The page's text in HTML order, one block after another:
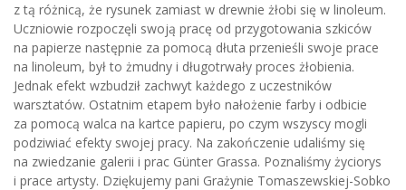
z tą różnicą, że rysunek zamiast w drewnie żłobi się w linoleum.
Uczniowie rozpoczęli swoją pracę od przygotowania szkiców
na papierze następnie za pomocą dłuta przenieśli swoje prace
na linoleum, był to żmudny i długotrwały proces żłobienia.
Jednak efekt wzbudził zachwyt każdego z uczestników
warsztatów. Ostatnim etapem było nałożenie farby i odbicie
za pomocą walca na kartce papieru, po czym wszyscy mogli
podziwiać efekty swojej pracy. Na zakończenie udaliśmy się
na zwiedzanie galerii i prac Günter Grassa. Poznaliśmy życiorys
i prace artysty. Dziękujemy pani Grażynie Tomaszewskiej-Sobko